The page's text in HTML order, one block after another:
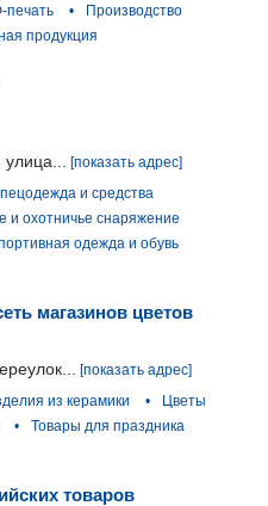
печать •
Производство
продукция
[показать адрес]
и средства
и охотничье снаряжение
одежда и обувь
магазинов цветов
[показать адрес]
из керамики •
Цветы
•
Товары для праздника
товаров